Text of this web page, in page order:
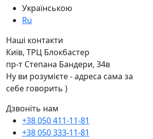
Українською
Ru
Наші контакти
Київ, ТРЦ Блокбастер
пр-т Степана Бандери, 34в
Ну ви розумієте - адреса сама за
себе говорить )
Дзвоніть нам
+38 050 411-11-81
+38 050 333-11-81